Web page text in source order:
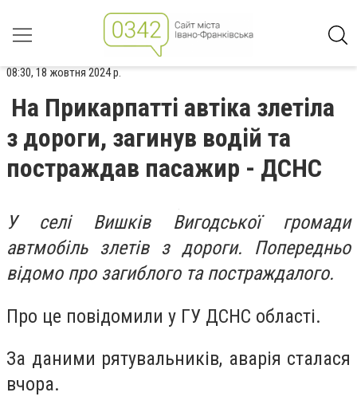
08:30, 18 жовтня 2024 р.
На Прикарпатті автіка злетіла
з дороги, загинув водій та
постраждав пасажир - ДСНС
У селі Вишків Вигодської громади
автмобіль злетів з дороги. Попередньо
відомо про загиблого та постраждалого.
Про це повідомили у ГУ ДСНС області.
За даними рятувальників, аварія сталася
вчора.